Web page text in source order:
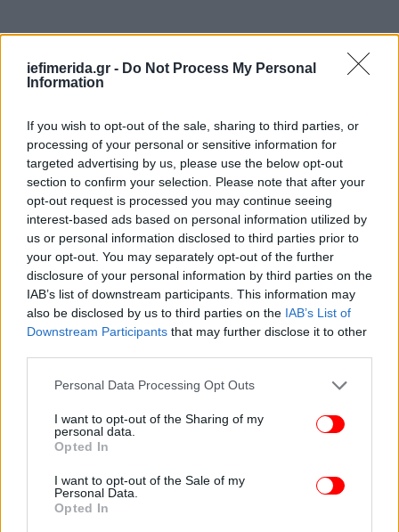
iefimerida.gr - Do Not Process My Personal
Information
If you wish to opt-out of the sale, sharing to third parties, or
processing of your personal or sensitive information for
targeted advertising by us, please use the below opt-out
section to confirm your selection. Please note that after your
opt-out request is processed you may continue seeing
interest-based ads based on personal information utilized by
us or personal information disclosed to third parties prior to
your opt-out. You may separately opt-out of the further
disclosure of your personal information by third parties on the
IAB’s list of downstream participants. This information may
also be disclosed by us to third parties on the IAB’s List of
Downstream Participants that may further disclose it to other
Please note that this website/app uses one or more Google
not limited to your visit or usage behaviour. You may click to
grant or deny consent to Google and its third-party tags to
use your data for below specified purposes in below Google
consent section.
Personal Data Processing Opt Outs
I want to opt-out of the Sharing of my
personal data.
Opted In
I want to opt-out of the Sale of my
Personal Data.
Opted In
Τι απαντά σε όσους λένε ότι τη ζηλεύουν
Έχασε επίσης 25 κιλά, καθώς μέχρι τότε «έτρωγε
γιατί έβρισκε παρηγοριά στο φαγητό». «Έφτασαν
στο σημείο να σκεφτώ ότι δεν ήμουν πλέον ο
εαυτός μου. Μισούσα που ήμουν χοντρή. Άρχισα
όμως να πηγαίνω στο γυμναστήριο. Άρχισα
πραγματικά να πιστεύω στον εαυτό μου. Πόσοι
αεροπλάνο και να πουν "δεν θέλω πια αυτή τη
ζωή";» περιγράφει και συνεχίζει: «Υπάρχουν
άνθρωποι που μου λένε: "Είσαι πηγή έμπνευσης για
μένα, μακάρι να μπορούσα να κάνω αυτό που
έκανες εσύ". Κι εγώ τους απαντώ: "Μπορείς, απλώς
κλείσε εισιτήριο". Δεν έκανα κάτι εξαιρετικό, απλώς